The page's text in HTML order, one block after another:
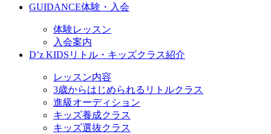
GUIDANCE体験・入会
体験レッスン
入会案内
D’z KIDS リトル・キッズクラス紹介
レッスン内容
3歳からはじめられるリトルクラス
進級オーディション
キッズ養成クラス
キッズ選抜クラス